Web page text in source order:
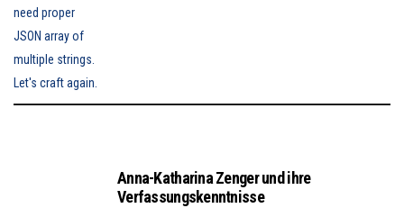
Anna-Katharina Zenger und ihre
Verfassungskenntnisse